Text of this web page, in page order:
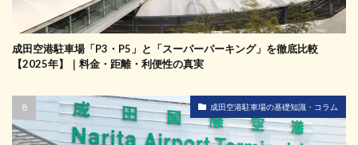
成田空港駐車場「P3・P5」と「スーパーパーキング」を徹底比較
【2025年】｜料金・距離・利便性の真実
成田空港駐車場の基礎知識・コラム